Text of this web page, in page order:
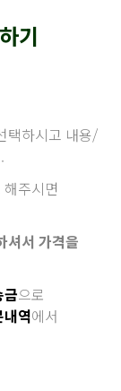
기
택하시고 내용/
주시면
셔서 가격을
금으로
내역에서